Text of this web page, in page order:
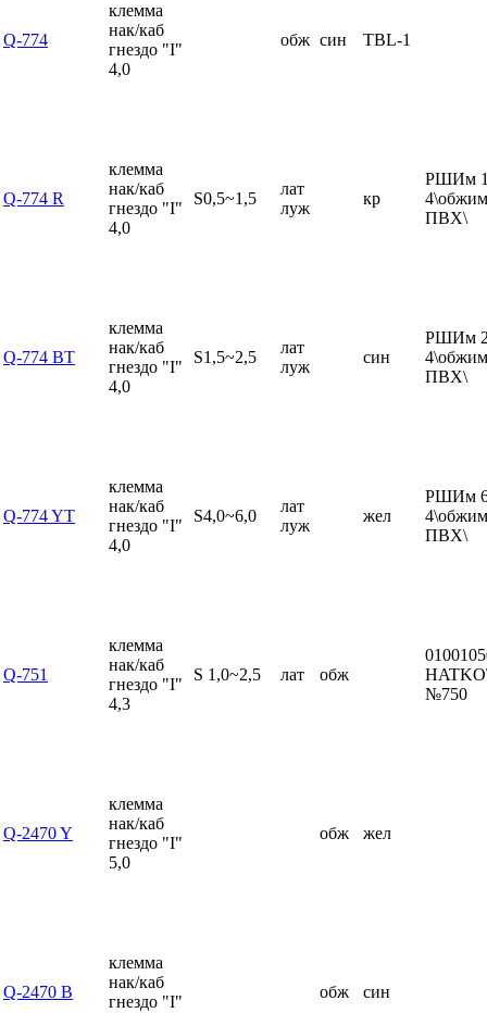
Q-774
клемма
нак/каб
гнездо "I"
4,0
обж син TBL-1
Q-774 R
клемма
нак/каб
гнездо "I"
4,0
S0,5~1,5
лат
луж
кр
РШИм
ПВХ\
Q-774 BT
клемма
нак/каб
гнездо "I"
4,0
S1,5~2,5
лат
луж
син
РШИм
ПВХ\
Q-774 YT
клемма
нак/каб
гнездо "I"
4,0
S4,0~6,0
лат
луж
жел
РШИм
ПВХ\
Q-751
клемма
нак/каб
гнездо "I"
4,3
S 1,0~2,5 лат обж
№750
Q-2470 Y
клемма
нак/каб
гнездо "I"
5,0
обж жел
Q-2470 B
клемма
нак/каб
гнездо "I"
обж син